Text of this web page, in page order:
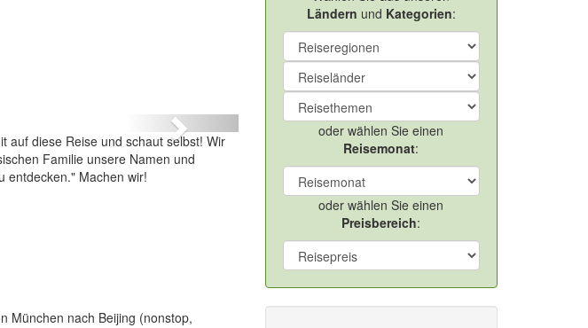
Next
auf diese Reise und schaut selbst! Wir
Familie unsere Namen und
entdecken." Machen wir!
München nach Beijing (nonstop,
Ländern und Kategorien:
oder wählen Sie einen
Reisemonat:
oder wählen Sie einen
Preisbereich: